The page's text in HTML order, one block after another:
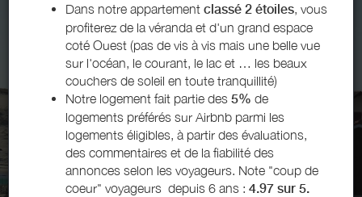
Dans notre appartement classé 2 étoiles, vous
profiterez de la véranda et d'un grand espace
coté Ouest (pas de vis à vis mais une belle vue
sur l'océan, le courant, le lac et … les beaux
couchers de soleil en toute tranquillité)
Notre logement fait partie des 5% de
logements préférés sur Airbnb parmi les
logements éligibles, à partir des évaluations,
des commentaires et de la fiabilité des
annonces selon les voyageurs. Note "coup de
coeur" voyageurs depuis 6 ans : 4.97 sur 5.
APPARTEMENT BELVÉDÈRE LEGLIZE - VIEUX-
BOUCAU - CLASSÉ 2 ÉTOILES
Découvrir